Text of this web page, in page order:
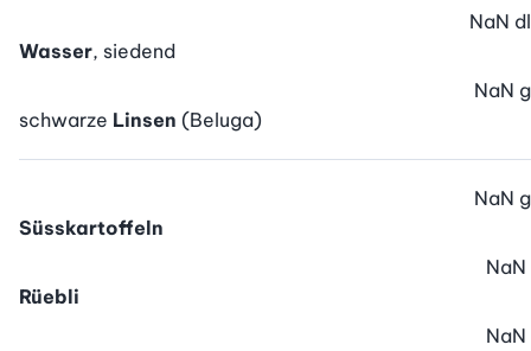
Wasser, siedend
NaN dl
schwarze Linsen (Beluga)
NaN g
Süsskartoffeln
NaN g
Rüebli
NaN
NaN